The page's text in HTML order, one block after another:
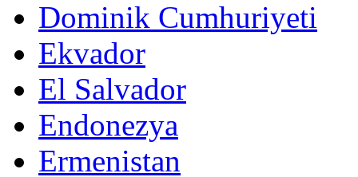
Dominik Cumhuriyeti
Ekvador
El Salvador
Endonezya
Ermenistan